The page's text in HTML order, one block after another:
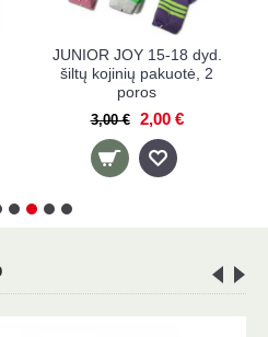
JUNIOR JOY 19-22 dyd.
šiltų kojinių pakuotė, 2
poros
3,00 € 2,00 €